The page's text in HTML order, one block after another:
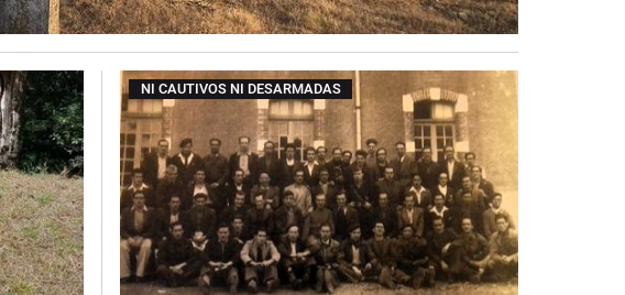
NI CAUTIVOS NI DESARMADAS